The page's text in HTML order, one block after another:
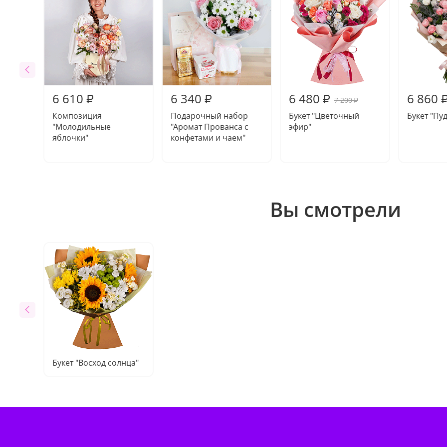
6 610 ₽
Композиция
"Молодильные
яблочки"
6 340 ₽
Подарочный набор
"Аромат Прованса с
конфетами и чаем"
6 480 ₽ 7 200₽
Букет "Цветочный
эфир"
6 860
Букет
Вы смотрели
Букет "Восход солнца"